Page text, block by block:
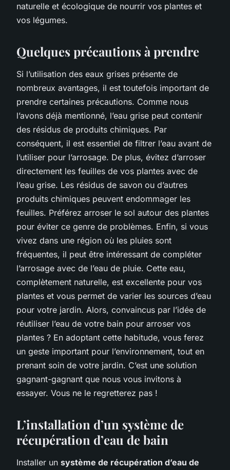
naturelle et écologique de nourrir vos plantes et
vos légumes.
Quelques précautions à prendre
Si l’utilisation des eaux grises présente de
nombreux avantages, il est toutefois important de
prendre certaines précautions. Comme nous
l’avons déjà mentionné, l’eau grise peut contenir
des résidus de produits chimiques. Par
conséquent, il est essentiel de filtrer l’eau avant de
l’utiliser pour l’arrosage. De plus, évitez d’arroser
directement les feuilles de vos plantes avec de
l’eau grise. Les résidus de savon ou d’autres
produits chimiques peuvent endommager les
feuilles. Préférez arroser le sol autour des plantes
pour éviter ce genre de problèmes. Enfin, si vous
vivez dans une région où les pluies sont
fréquentes, il peut être intéressant de compléter
l’arrosage avec de l’eau de pluie. Cette eau,
complètement naturelle, est excellente pour vos
plantes et vous permet de varier les sources d’eau
pour votre jardin. Alors, convaincus par l’idée de
réutiliser l’eau de votre bain pour arroser vos
plantes ? En adoptant cette habitude, vous ferez
un geste important pour l’environnement, tout en
prenant soin de votre jardin. C’est une solution
gagnant-gagnant que nous vous invitons à
essayer. Vous ne le regretterez pas !
L’installation d’un système de
récupération d’eau de bain
Installer un système de récupération d’eau de